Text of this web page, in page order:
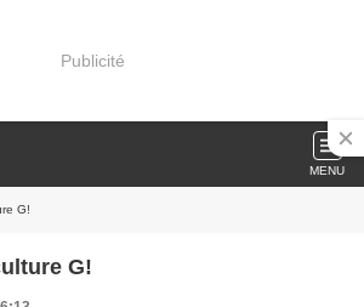
Publicité
MENU
G!
G!